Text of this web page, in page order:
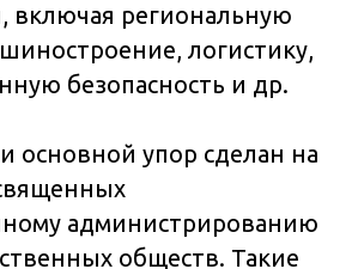
включая региональную
логистику,
безопасность и др.
основной упор сделан на
администрированию
обществ. Такие